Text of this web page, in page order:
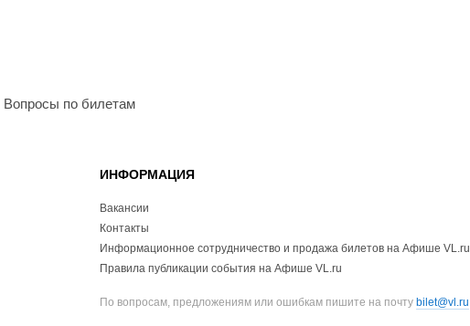
Вопросы по билетам
ИНФОРМАЦИЯ
Вакансии
Контакты
Информационное сотрудничество и продажа билетов на Афише VL.ru
Правила публикации события на Афише VL.ru
По вопросам, предложениям или ошибкам пишите на почту bilet@vl.ru